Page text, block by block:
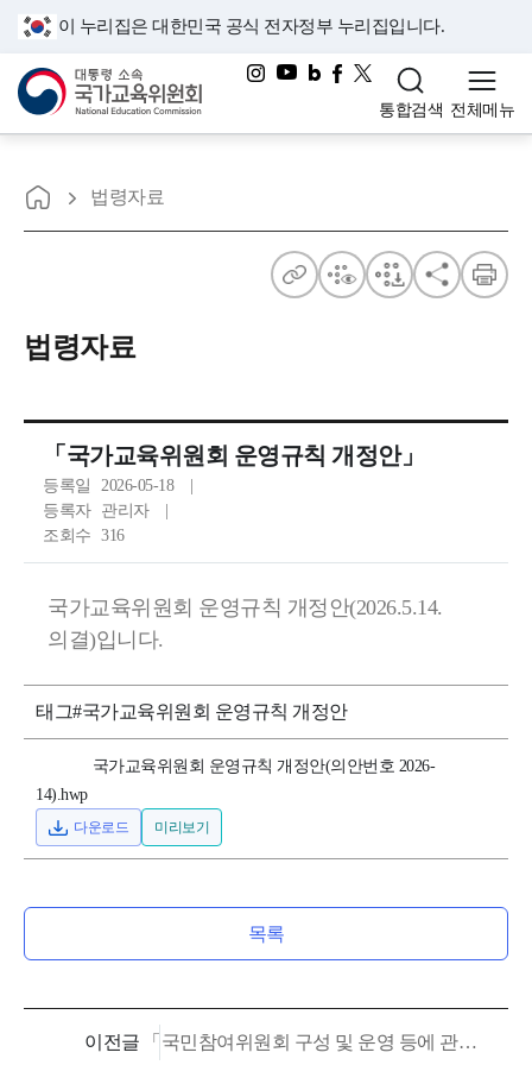
이 누리집은 대한민국 공식 전자정부 누리집입니다.
대통령소속 국가교육위원회
통합검색 전체메뉴
위
의
법
료
료
,
사
전
정
보
공
으로
법령자료
주
점
기
점
운
공
인
법령자료
「국가교육위원회 운영규칙 개정안」
등록일
2026-05-18
등록자
관리자
조회수 316
국가교육위원회 운영규칙 개정안(2026.5.14.
의결)입니다.
태그#국가교육위원회 운영규칙 개정안
국가교육위원회 운영규칙 개정안(의안번호 2026-
14).hwp
다운로드 미리보기
목록
이전글 「국민참여위원회 구성 및 운영 등에 관한 고시」 일부개정(시행 2026. 2. 19.)